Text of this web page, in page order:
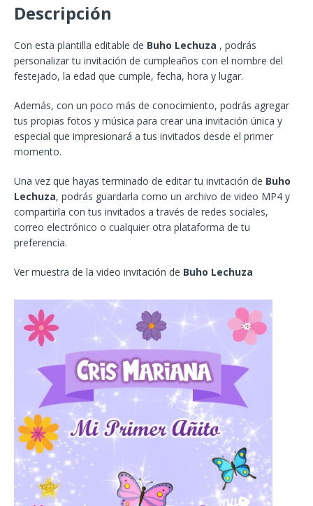
Descripción
Con esta plantilla editable de Buho Lechuza , podrás
personalizar tu invitación de cumpleaños con el nombre del
festejado, la edad que cumple, fecha, hora y lugar.
Además, con un poco más de conocimiento, podrás agregar
tus propias fotos y música para crear una invitación única y
especial que impresionará a tus invitados desde el primer
momento.
Una vez que hayas terminado de editar tu invitación de Buho
Lechuza, podrás guardarla como un archivo de video MP4 y
compartirla con tus invitados a través de redes sociales,
correo electrónico o cualquier otra plataforma de tu
preferencia.
Ver muestra de la video invitación de Buho Lechuza